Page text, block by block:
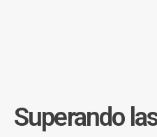
Superando